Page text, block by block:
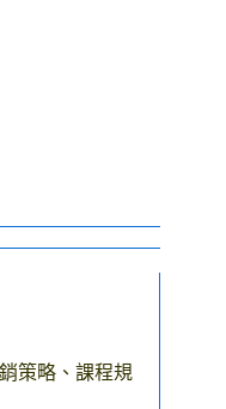
策略、課程規